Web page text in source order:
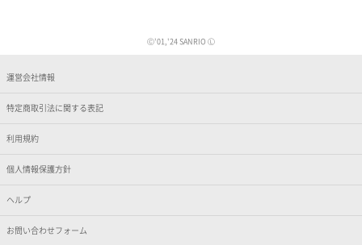
Ⓒ'01,'24 SANRIO Ⓛ
運営会社情報
特定商取引法に関する表記
利用規約
個人情報保護方針
ヘルプ
お問い合わせフォーム